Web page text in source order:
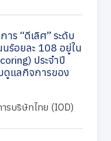
ร “ดีเลิศ” ระดับ
ร้อยละ 108 อยู่ใน
ประจำปี
ดูแลกิจการของ
รบริษัทไทย (IOD)